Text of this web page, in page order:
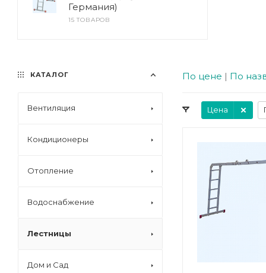
Германия)
15 ТОВАРОВ
По цене | По
Цена
КАТАЛОГ
Вентиляция
Кондиционеры
Отопление
Водоснабжение
Лестницы
Дом и Сад